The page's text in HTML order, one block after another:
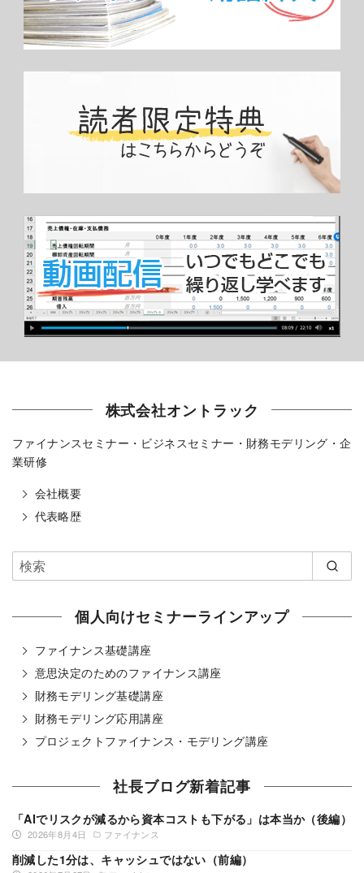
株式会社オントラック
ファイナンスセミナー・ビジネスセミナー・財務モデリング・企
業研修
会社概要
代表略歴
個人向けセミナーラインアップ
ファイナンス基礎講座
意思決定のためのファイナンス講座
財務モデリング基礎講座
財務モデリング応用講座
プロジェクトファイナンス・モデリング講座
社長ブログ新着記事
2026年8月4日 ファイナンス
「AIでリスクが減るから資本コストも下がる」は本当か（後編）
削減した1分は、キャッシュではない（前編）